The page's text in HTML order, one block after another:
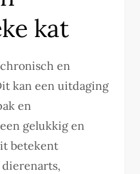
kat
en
kan een uitdaging
en
gelukkig en
betekent